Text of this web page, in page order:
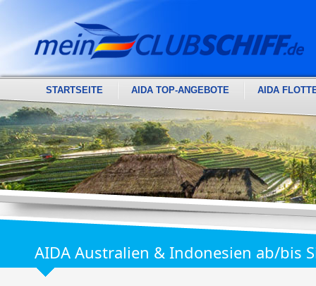
STARTSEITE AIDA TOP-ANGEBOTE AIDA
AIDA Australien & Indonesien ab/bis